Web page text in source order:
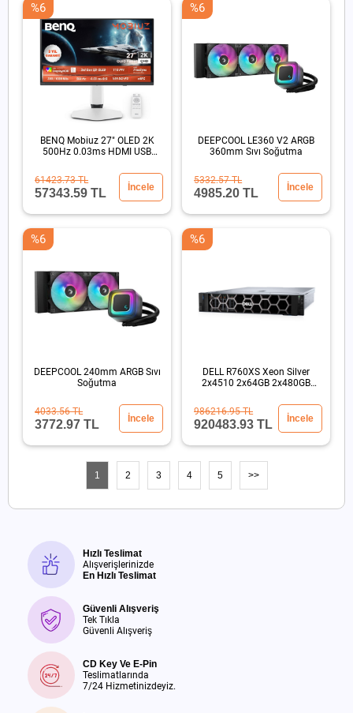
BENQ Mobiuz 27" OLED 2K
500Hz 0.03ms HDMI USB
Monitörü
%6
61423.73 TL
57343.59 TL İncele
DEEPCOOL LE360 V2 ARGB
360mm Sıvı Soğutma
%6
5332.57 TL
4985.20 TL İncele
DEEPCOOL 240mm ARGB Sıvı
Soğutma
%6
4033.56 TL
3772.97 TL İncele
DELL R760XS Xeon Silver
2x4510 2x64GB 2x480GB
%6
986216.95 TL
920483.93 TL İncele
1 2 3 4 5 >>
Hızlı Teslimat
Alışverişlerinizde
En Hızlı Teslimat
Güvenli Alışveriş
Tek Tıkla
Güvenli Alışveriş
CD Key Ve E-Pin
Teslimatlarında
7/24 Hizmetinizdeyiz.